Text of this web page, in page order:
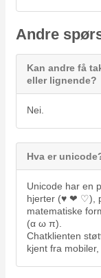
Andre
Kan andre få
eller lignende?
Nei.
Hva er
Unicode har en
hjerter (♥ ❤ ♡),
matematiske
(α ω π).
Chatklienten
kjent fra